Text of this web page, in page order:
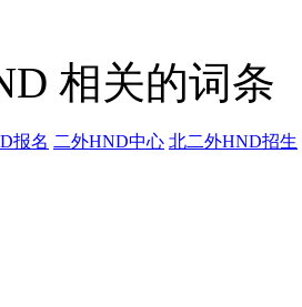
相关的词条
报名 二外HND中心 北二外HND招生